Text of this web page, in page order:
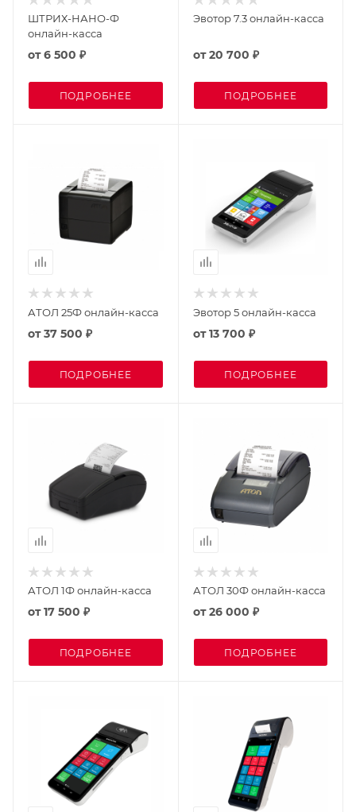
ШТРИХ-НАНО-Ф
онлайн-касса
от6 500 ₽
ПОДРОБНЕЕ
Эвотор 7.3 онлайн-касса
от20 700 ₽
ПОДРОБНЕЕ
АТОЛ 25Ф онлайн-касса
от37 500 ₽
ПОДРОБНЕЕ
Эвотор 5 онлайн-касса
от13 700 ₽
ПОДРОБНЕЕ
АТОЛ 1Ф онлайн-касса
от17 500 ₽
ПОДРОБНЕЕ
АТОЛ 30Ф онлайн-касса
от26 000 ₽
ПОДРОБНЕЕ